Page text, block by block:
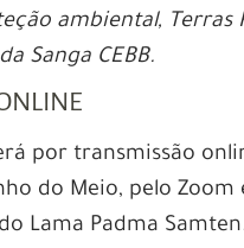
ambiental, Terras
Sanga CEBB.
por transmissão
do Meio, pelo Zoom
Lama Padma